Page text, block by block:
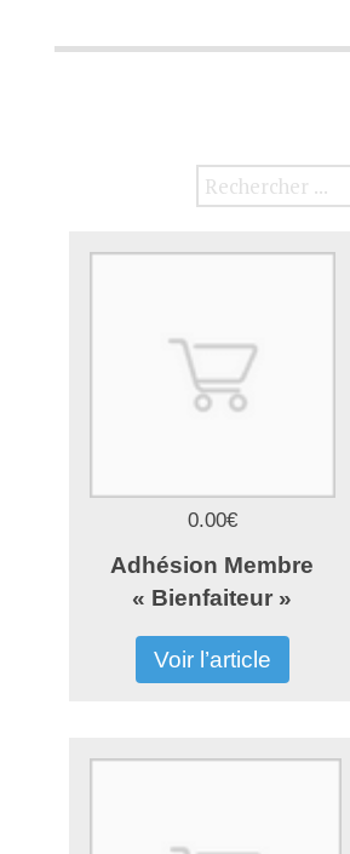
0.00€
Adhésion Membre
« Bienfaiteur »
Voir l’article